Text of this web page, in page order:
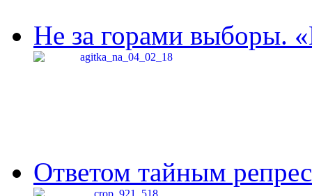
Не за горами выборы.
Ответом тайным